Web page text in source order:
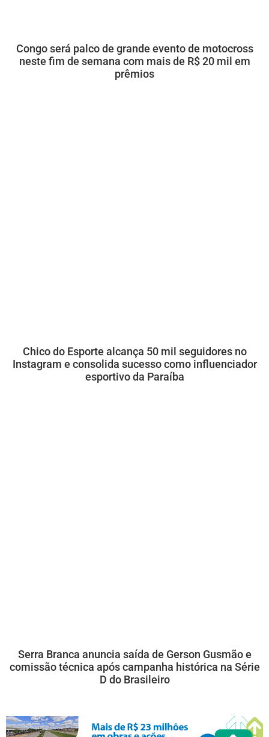
Congo será palco de grande evento de motocross
neste fim de semana com mais de R$ 20 mil em
prêmios
Chico do Esporte alcança 50 mil seguidores no
Instagram e consolida sucesso como influenciador
esportivo da Paraíba
Serra Branca anuncia saída de Gerson Gusmão e
comissão técnica após campanha histórica na Série
D do Brasileiro